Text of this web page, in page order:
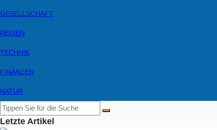
GESELLSCHAFT
REISEN
TECHNIK
FINANZEN
NATUR
Letzte Artikel